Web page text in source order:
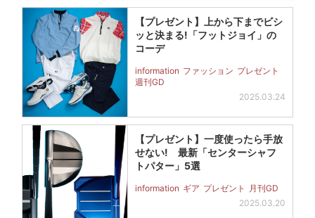
【プレゼント】上から下までビシ
ッと決まる!「フットジョイ」の
コーデ
information ファッション プレゼント
週刊GD
2025.03.24
【プレゼント】一度使ったら手放
せない! 最新「センターシャフ
トパター」5選
information ギア プレゼント
月刊GD
2025.03.20